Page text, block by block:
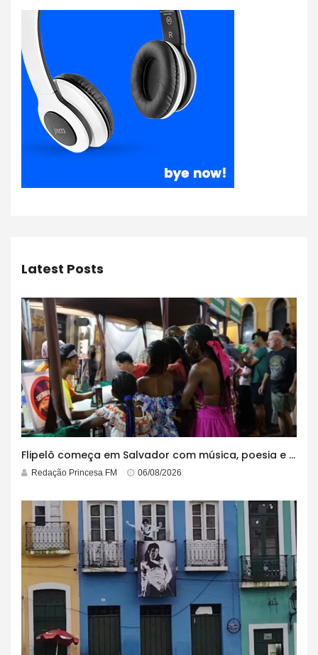
Latest Posts
Flipelô começa em Salvador com música, poesia e grande participação
Redação Princesa FM 06/08/2026